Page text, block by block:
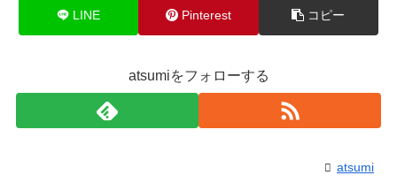
LINE Pinterest コピー
atsumiをフォローする
atsumi